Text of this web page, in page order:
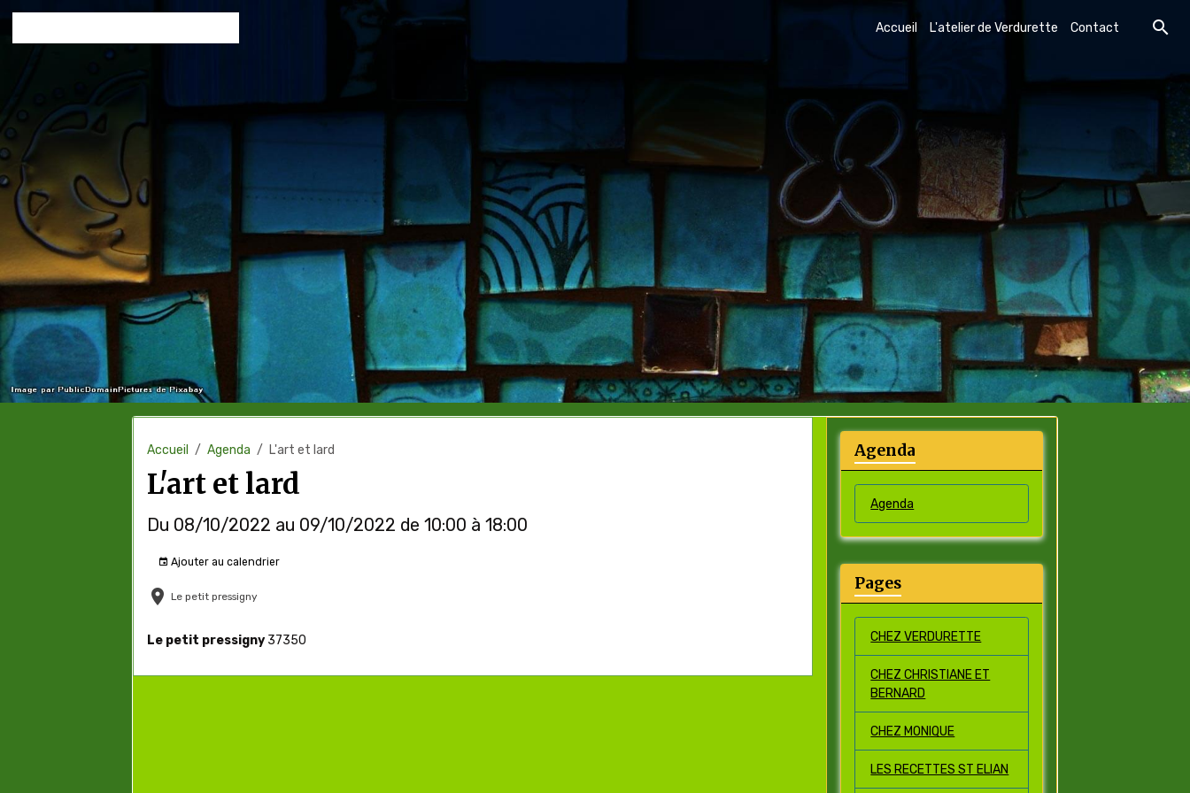
Accueil L'atelier de Verdurette Contact
Accueil Agenda L'art et lard
L'art et lard
Du 08/10/2022 au 09/10/2022 de 10:00 à 18:00
Ajouter au calendrier
Le petit pressigny
Le petit pressigny 37350
Agenda
Agenda
Pages
CHEZ VERDURETTE
CHEZ CHRISTIANE ET
BERNARD
CHEZ MONIQUE
LES RECETTES ST ELIAN